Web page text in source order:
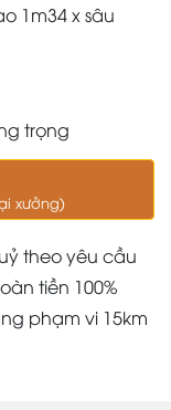
1m34 x sâu
trọng
xưởng)
theo yêu cầu
tiền 100%
phạm vi 15km